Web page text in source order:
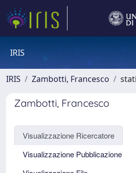
IRIS
IRIS Zambotti, Francesco
Zambotti, Francesco
Visualizzazione Ricercatore
Visualizzazione Pubblicazione